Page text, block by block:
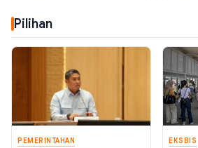
Pilihan
PEMERINTAHAN EKSBIS